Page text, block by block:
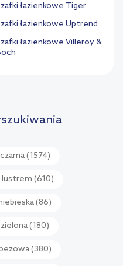
łazienkowe Tiger
łazienkowe Uptrend
łazienkowe Villeroy &
(1574)
lustrem (610)
(86)
(180)
(380)